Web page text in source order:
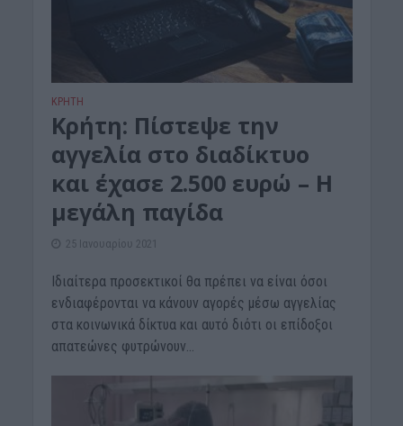
ΚΡΗΤΗ
Κρήτη: Πίστεψε την
αγγελία στο διαδίκτυο
και έχασε 2.500 ευρώ – Η
μεγάλη παγίδα
25 Ιανουαρίου 2021
Ιδιαίτερα προσεκτικοί θα πρέπει να είναι όσοι
ενδιαφέρονται να κάνουν αγορές μέσω αγγελίας
στα κοινωνικά δίκτυα και αυτό διότι οι επίδοξοι
απατεώνες φυτρώνουν...